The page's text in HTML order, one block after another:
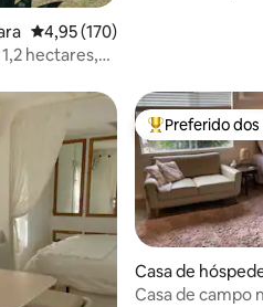
4,95 de uma avaliação média
4,95 (170)
hectares,
Entre os
Preferido
Casa de
aret
Casa de campo